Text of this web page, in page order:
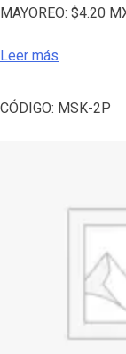
MAYOREO: $4.20
Leer más
CÓDIGO: MSK-2P